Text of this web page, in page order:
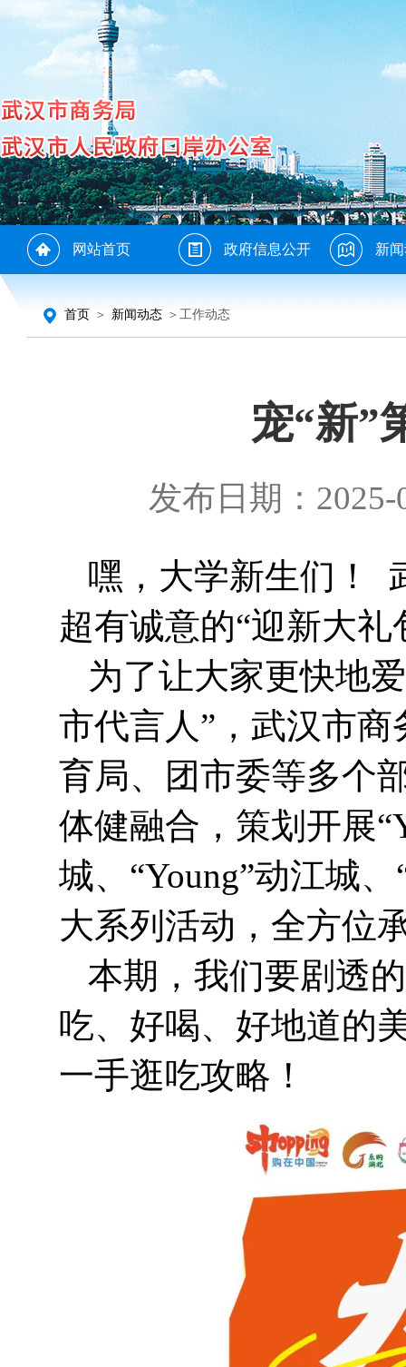
网站首页 政府信息公开 新
首页 ＞ 新闻动态 ＞工作动态
宠“新”
发布日期：
嘿，大学新生们！
超有诚意的“迎新大礼
为了让大家更快地
市代言人”，武汉市
育局、团市委等多个
体健融合，策划开展
城、“Young”动江城
大系列活动，全方位
本期，我们要剧透
吃、好喝、好地道的
一手逛吃攻略！